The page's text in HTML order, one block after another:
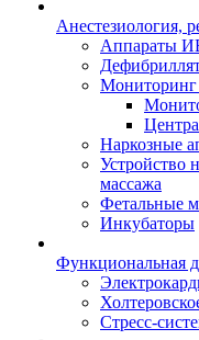
Анестезиология,
Аппараты
Мониторинг
Наркозные
Устройство
массажа
Фетальные
Инкубаторы
Функциональная
Стресс-